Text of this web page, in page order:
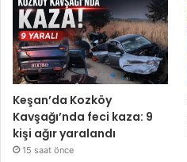
Keşan’da Kozköy
Kavşağı’nda feci kaza: 9
kişi ağır yaralandı
15 saat önce